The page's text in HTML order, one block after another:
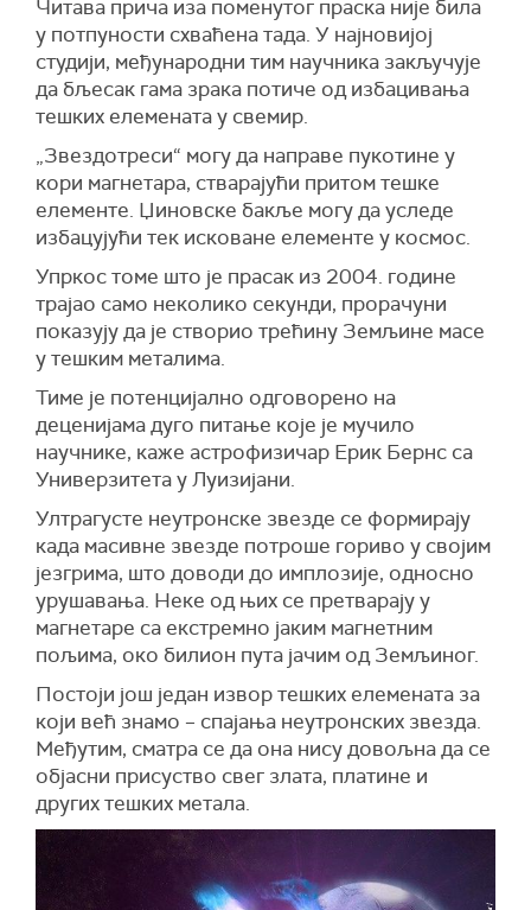
Читава прича иза поменутог праска није била
у потпуности схваћена тада. У најновијој
студији, међународни тим научника закључује
да бљесак гама зрака потиче од избацивања
тешких елемената у свемир.
„Звездотреси“ могу да направе пукотине у
кори магнетара, стварајући притом тешке
елементе. Џиновске бакље могу да уследе
избацујући тек исковане елементе у космос.
Упркос томе што је прасак из 2004. године
трајао само неколико секунди, прорачуни
показују да је створио трећину Земљине масе
у тешким металима.
Тиме је потенцијално одговорено на
деценијама дуго питање које је мучило
научнике, каже астрофизичар Ерик Бернс са
Универзитета у Луизијани.
Ултрагусте неутронске звезде се формирају
када масивне звезде потроше гориво у својим
језгрима, што доводи до имплозије, односно
урушавања. Неке од њих се претварају у
магнетаре са екстремно јаким магнетним
пољима, око билион пута јачим од Земљиног.
Постоји још један извор тешких елемената за
који већ знамо – спајања неутронских звезда.
Међутим, сматра се да она нису довољна да се
објасни присуство свег злата, платине и
других тешких метала.